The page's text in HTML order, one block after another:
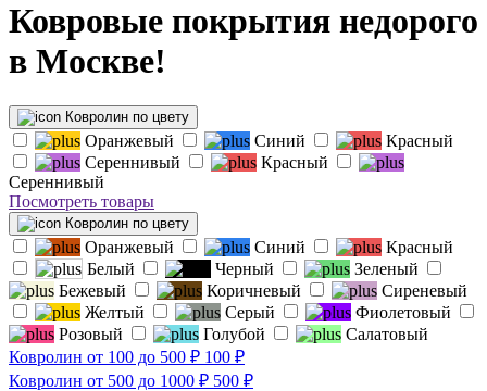
Ковровые покрытия недорого
в Москве!
Ковролин по цвету
Оранжевый Синий
Красный
Сереннивый
Красный
Сереннивый
Посмотреть товары
Ковролин по цвету
Оранжевый Синий
Красный
Белый
Черный
Зеленый
Бежевый
Коричневый
Сиреневый
Желтый
Серый
Фиолетовый
Розовый
Голубой
Салатовый
Ковролин от 100 до 500 ₽ 100 ₽
Ковролин от 500 до 1000 ₽ 500 ₽